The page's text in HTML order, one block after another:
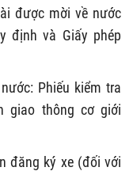
được mời về nước
định và Giấy phép
Phiếu kiểm tra
giao thông cơ giới
đăng ký xe (đối với